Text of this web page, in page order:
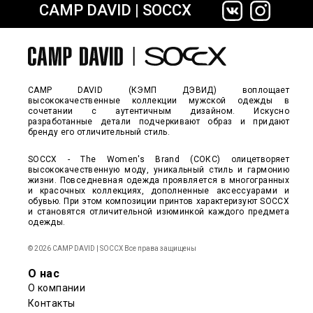
сайте СДЭК
CAMP DAVID | SOCCX
CAMP DAVID (КЭМП ДЭВИД) воплощает
высококачественные коллекции мужской одежды в
сочетании с аутентичным дизайном. Искусно
разработанные детали подчеркивают образ и придают
бренду его отличительный стиль.
SOCCX - The Women's Brand (СОКС) олицетворяет
высококачественную моду, уникальный стиль и гармонию
жизни. Повседневная одежда проявляется в многогранных
и красочных коллекциях, дополненные аксессуарами и
обувью. При этом композиции принтов характеризуют SOCCX
и становятся отличительной изюминкой каждого предмета
одежды.
© 2026 CAMP DAVID | SOCCX Все права защищены
О нас
О компании
Контакты